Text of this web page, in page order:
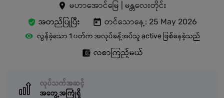
မဟာအောင်မြေ | မန္တလေးတိုင်း
အတည်ပြုပြီး
တင်သောနေ့: 25 May 2026
လွန်ခဲ့သော 1 ပတ်က အလုပ်ခန့်အပ်သူ active ဖြစ်နေခဲ့သည်
လစာကြည့်မယ်
လုပ်သက်အဆင့်
အတွေ့အကြုံရှိ